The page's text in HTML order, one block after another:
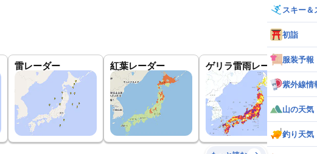
雷レーダー 紅葉レーダー ゲリラ雷雨レーダー 世
スキー＆
初詣
服装予報
紫外線情
山の天気
釣り天気